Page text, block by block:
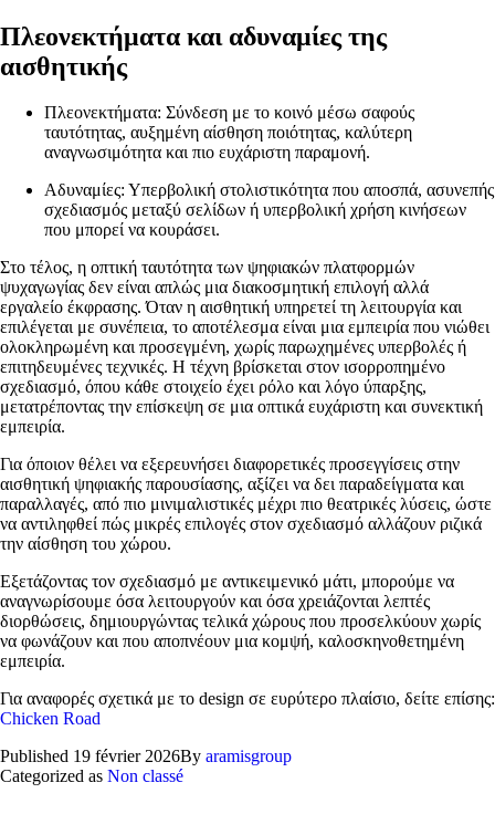
Πλεονεκτήματα και αδυναμίες της
αισθητικής
Πλεονεκτήματα: Σύνδεση με το κοινό μέσω σαφούς
ταυτότητας, αυξημένη αίσθηση ποιότητας, καλύτερη
αναγνωσιμότητα και πιο ευχάριστη παραμονή.
Αδυναμίες: Υπερβολική στολιστικότητα που αποσπά, ασυνεπής
σχεδιασμός μεταξύ σελίδων ή υπερβολική χρήση κινήσεων
που μπορεί να κουράσει.
Στο τέλος, η οπτική ταυτότητα των ψηφιακών πλατφορμών
ψυχαγωγίας δεν είναι απλώς μια διακοσμητική επιλογή αλλά
εργαλείο έκφρασης. Όταν η αισθητική υπηρετεί τη λειτουργία και
επιλέγεται με συνέπεια, το αποτέλεσμα είναι μια εμπειρία που νιώθει
ολοκληρωμένη και προσεγμένη, χωρίς παρωχημένες υπερβολές ή
επιτηδευμένες τεχνικές. Η τέχνη βρίσκεται στον ισορροπημένο
σχεδιασμό, όπου κάθε στοιχείο έχει ρόλο και λόγο ύπαρξης,
μετατρέποντας την επίσκεψη σε μια οπτικά ευχάριστη και συνεκτική
εμπειρία.
Για όποιον θέλει να εξερευνήσει διαφορετικές προσεγγίσεις στην
αισθητική ψηφιακής παρουσίασης, αξίζει να δει παραδείγματα και
παραλλαγές, από πιο μινιμαλιστικές μέχρι πιο θεατρικές λύσεις, ώστε
να αντιληφθεί πώς μικρές επιλογές στον σχεδιασμό αλλάζουν ριζικά
την αίσθηση του χώρου.
Εξετάζοντας τον σχεδιασμό με αντικειμενικό μάτι, μπορούμε να
αναγνωρίσουμε όσα λειτουργούν και όσα χρειάζονται λεπτές
διορθώσεις, δημιουργώντας τελικά χώρους που προσελκύουν χωρίς
να φωνάζουν και που αποπνέουν μια κομψή, καλοσκηνοθετημένη
εμπειρία.
Για αναφορές σχετικά με το design σε ευρύτερο πλαίσιο, δείτε επίσης:
Chicken Road
Published 19 février 2026By aramisgroup
Categorized as Non classé